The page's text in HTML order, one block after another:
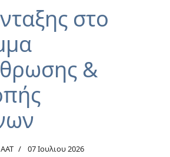
στο
&
07 Ιουλιου 2026